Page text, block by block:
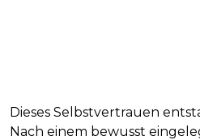
Dieses Selbstvertrauen
Nach einem bewusst